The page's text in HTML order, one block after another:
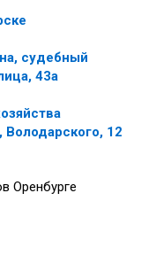
судебный
43а
Володарского, 12
Оренбурге